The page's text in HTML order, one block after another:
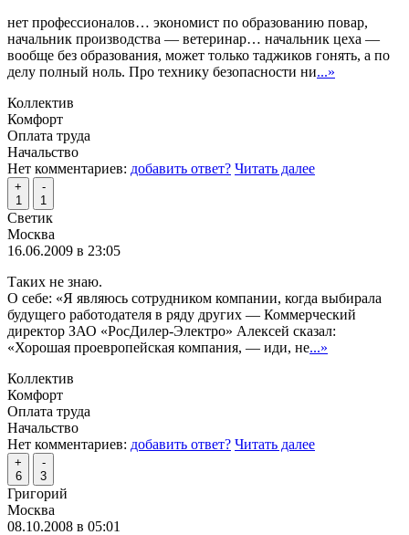
нет профессионалов… экономист по образованию повар,
начальник производства — ветеринар… начальник цеха —
вообще без образования, может только таджиков гонять, а по
делу полный ноль. Про технику безопасности ни...»
Коллектив
Комфорт
Оплата труда
Начальство
Нет комментариев: добавить ответ? Читать далее
+
1
-
1
Светик
Москва
16.06.2009 в 23:05
Таких не знаю.
О себе: «Я являюсь сотрудником компании, когда выбирала
будущего работодателя в ряду других — Коммерческий
директор ЗАО «РосДилер-Электро» Алексей сказал:
«Хорошая проевропейская компания, — иди, не...»
Коллектив
Комфорт
Оплата труда
Начальство
Нет комментариев: добавить ответ? Читать далее
+
6
-
3
Григорий
Москва
08.10.2008 в 05:01